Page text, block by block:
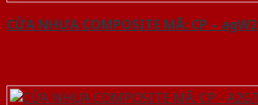
CỬA NHỰA COMPOSITE MÃ: CP – agW2